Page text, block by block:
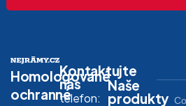
Homologované
ochranné
Kontaktujte
nás
telefon:
Naše
produkty